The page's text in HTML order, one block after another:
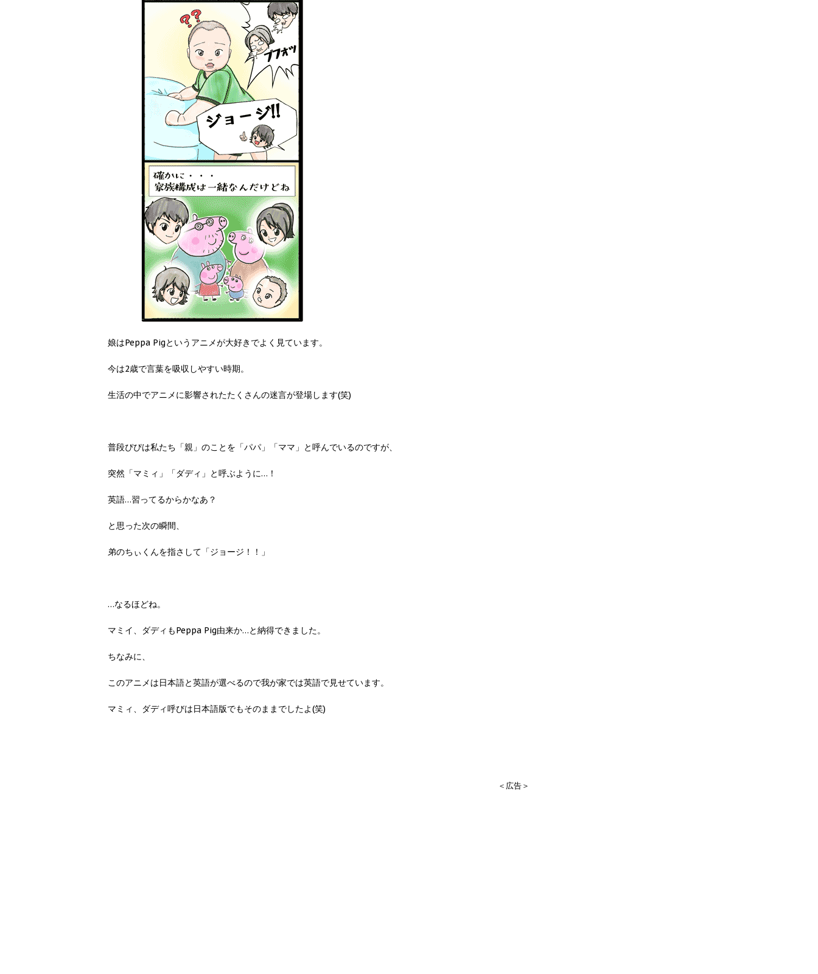
娘はPeppa Pigというアニメが大好きでよく見ています。
今は2歳で言葉を吸収しやすい時期。
生活の中でアニメに影響されたたくさんの迷言が登場します(笑)
普段ぴぴは私たち「親」のことを「パパ」「ママ」と呼んでいるのですが、
突然「マミィ」「ダディ」と呼ぶように…！
英語…習ってるからかなあ？
と思った次の瞬間、
弟のちぃくんを指さして「ジョージ！！」
…なるほどね。
マミイ、ダディもPeppa Pig由来か…と納得できました。
ちなみに、
このアニメは日本語と英語が選べるので我が家では英語で見せています。
マミィ、ダディ呼びは日本語版でもそのままでしたよ(笑)
＜広告＞